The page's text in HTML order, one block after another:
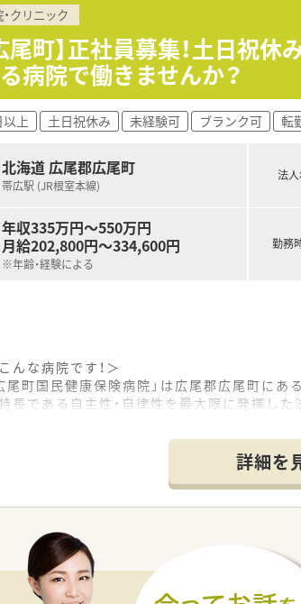
クリニック
尾町】正社員募集！土日祝
病院で働きませんか？
上 土日祝休み 未経験可 ブランク可 転
北海道 広尾郡広尾町
帯広駅 (JR根室本線)
年収335万円～550万円
月給202,800円～334,600円
※年齢・経験による
法
勤務
んな病院です！＞
尾町国民健康保険病院」は広尾郡広尾町に
長である自主性・自律性を最大限に発揮し
るく応対ができる方を募集しています。年間
味を持って頂けた方は応募フォームからお問
詳細を